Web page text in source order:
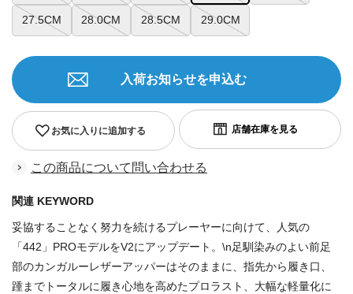
27.5CM 28.0CM 28.5CM 29.0CM
お気に入りに追加する
入荷お知らせを申込む
この商品について問い合わせる
関連 KEYWORD
妥協することなく努力を続けるプレーヤーに向けて、人気の
「442」PROモデルをV2にアップデート。\n足馴染みのよい前足
部のカンガルーレザーアッパーはそのままに、指先から履き口、
踵までトータルに履き心地を高めたプロラスト、大幅な軽量化に